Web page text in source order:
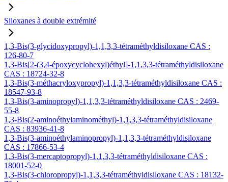
Siloxanes à double extrémité
1,3-Bis(3-glycidoxypropyl)-1,1,3,3-tétraméthyldisiloxane CAS :
126-80-7
1,3-Bis[2-(3,4-époxycyclohexyl)éthyl]-1,1,3,3-tétraméthyldisiloxane
CAS : 18724-32-8
1,3-Bis(3-méthacryloxypropyl)-1,1,3,3-tétraméthyldisiloxane CAS :
18547-93-8
1,3-Bis(3-aminopropyl)-1,1,3,3-tétraméthyldisiloxane CAS : 2469-
55-8
1,3-Bis(2-aminoéthylaminométhyl)-1,1,3,3-tétraméthyldisiloxane
CAS : 83936-41-8
1,3-Bis(3-aminoéthylaminopropyl)-1,1,3,3-tétraméthyldisiloxane
CAS : 17866-53-4
1,3-Bis(3-mercaptopropyl)-1,1,3,3-tétraméthyldisiloxane CAS :
18001-52-0
1,3-Bis(3-chloropropyl)-1,1,3,3-tétraméthyldisiloxane CAS : 18132-